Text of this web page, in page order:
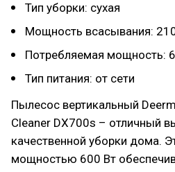
Тип уборки: сухая
Мощность всасывания:
Потребляемая мощность:
Тип питания: от сети
Пылесос вертикальный
Cleaner DX700s – отличный
качественной уборки дома.
мощностью 600 Вт